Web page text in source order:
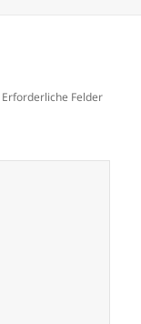
Erforderliche Felder